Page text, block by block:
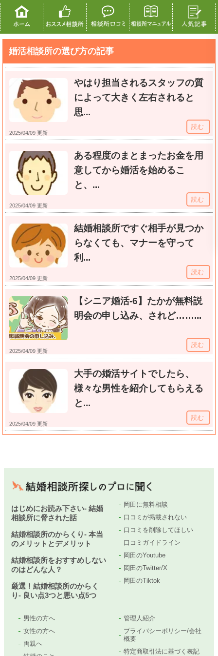
婚活相談所の選び方の記事
2025/04/09 更新
やはり担当されるスタッフの質
によって大きく左右されると
思...
読む
2025/04/09 更新
ある程度のまとまったお金を用
意してから婚活を始めるこ
と、...
読む
2025/04/09 更新
結婚相談所ですぐ相手が見つか
らなくても、マナーを守って
利...
読む
2025/04/09 更新
【シニア婚活-6】たかが無料説
明会の申し込み、されど……...
読む
2025/04/09 更新
大手の婚活サイトでしたら、
様々な男性を紹介してもらえる
と...
読む
はじめにお読み下さい- 結婚
相談所に脅された話
結婚相談所のからくり- 本当
のメリットとデメリット
結婚相談所をおすすめしない
のはどんな人？
厳選！結婚相談所のからく
り- 良い点3つと悪い点5つ
岡田に無料相談
口コミが掲載されない
口コミを削除してほしい
口コミガイドライン
岡田のYoutube
岡田のTwitter/X
岡田のTiktok
男性の方へ
女性の方へ
両親へ
管理人紹介
プライバシーポリシー/会社
概要
特定商取引法に基づく表記